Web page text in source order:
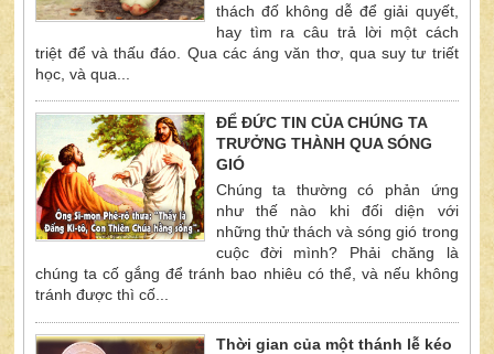
thách đố không dễ để giải quyết,
hay tìm ra câu trả lời một cách
triệt để và thấu đáo. Qua các áng văn thơ, qua suy tư triết
học, và qua...
ĐỂ ĐỨC TIN CỦA CHÚNG TA
TRƯỞNG THÀNH QUA SÓNG
GIÓ
Chúng ta thường có phản ứng
như thế nào khi đối diện với
những thử thách và sóng gió trong
cuộc đời mình? Phải chăng là
chúng ta cố gắng để tránh bao nhiêu có thể, và nếu không
tránh được thì cố...
Thời gian của một thánh lễ kéo